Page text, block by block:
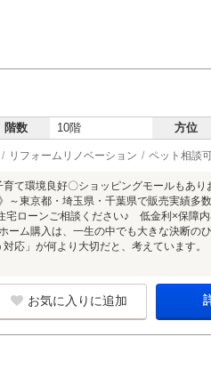
階数 10階 方位
リフォームリノベーション ペット相談
て環境良好〇ショッピングモールもあり
京都・埼玉県・千葉県で販売実績多数
ローンご相談ください♪ 低金利×保障
ム購入は、一生の中でも大きな決断の
応」が何より大切だと、考えています
お気に入りに追加